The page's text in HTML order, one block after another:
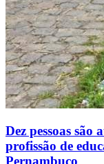
Dez pessoas são
profissão de